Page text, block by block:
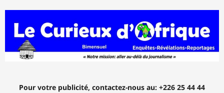
contenu
Pour votre publicité, contactez-nous au: +226 25 44 44